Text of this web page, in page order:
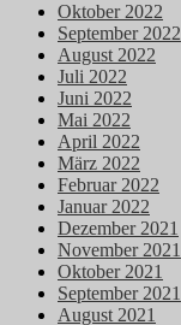
Oktober 2022
September 2022
August 2022
Juli 2022
Juni 2022
Mai 2022
April 2022
März 2022
Februar 2022
Januar 2022
Dezember 2021
November 2021
Oktober 2021
September 2021
August 2021